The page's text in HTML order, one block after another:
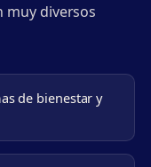
muy diversos
de bienestar y